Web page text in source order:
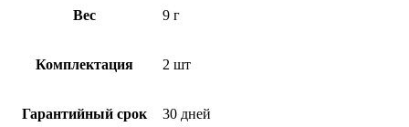
Вес 9 г
Комплектация 2 шт
Гарантийный срок 30 дней